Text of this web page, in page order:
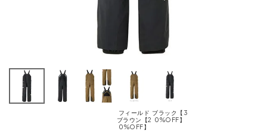
フィールド
ブラウン【2
0%OFF】
ブラック【3
0%OFF】